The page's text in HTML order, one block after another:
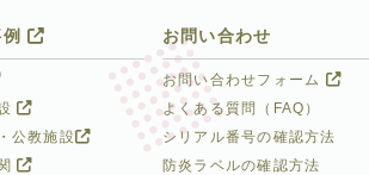
お問い合わせ
お問い合わせフォーム
よくある質問（FAQ）
シリアル番号の確認方法
防炎ラベルの確認方法
例
公教施設